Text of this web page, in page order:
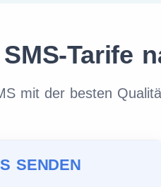
SMS-Tarife
mit der besten
SENDEN